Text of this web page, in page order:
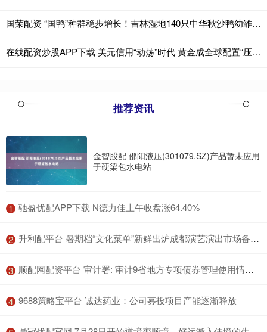
国荣配资 “国鸭”种群稳步增长！吉林湿地140只中华秋沙鸭幼雏“破壳”
在线配资炒股APP下载 美元信用“动荡”时代 黄金成全球配置“压舱石”
推荐资讯
金智股配 邵阳液压(301079.SZ)产品暂未应用
于硬梁包水电站
1 ​驰盈优配APP下载 N德力佳上午收盘涨64.40%
2 ​升利配平台 暑期档“文化菜单”新鲜出炉成都演艺演出市场备货充足_舞剧_音乐剧_舞蹈诗
3 ​顺配网配资平台 审计署: 审计9省地方专项债券管理使用情况, 发现各类问题金额1325.97亿元
4 ​9688策略宝平台 诚达药业：公司募投项目产能逐渐释放